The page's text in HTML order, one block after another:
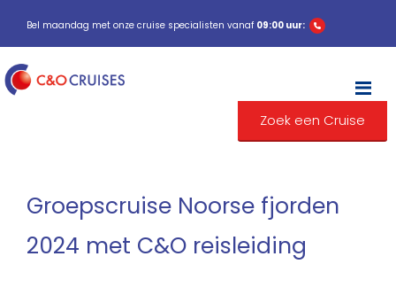
Bel maandag met onze cruise specialisten vanaf 09:00 uur:
Zoek een Cruise
Groepscruise Noorse fjorden
2024 met C&O reisleiding